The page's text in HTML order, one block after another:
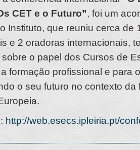
CET e o Futuro”, foi um
Instituto, que reuniu cerca de
e 2 oradoras internacionais,
o papel dos Cursos de
formação profissional e para
o seu futuro no contexto da
http://web.esecs.ipleiria.pt/